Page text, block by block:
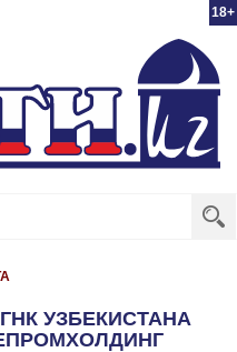
18+
УЗБЕКИСТАНА